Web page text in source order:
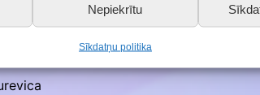
Nepiekrītu
Sīkdatņu politika
kurā bija pārstāvēta: